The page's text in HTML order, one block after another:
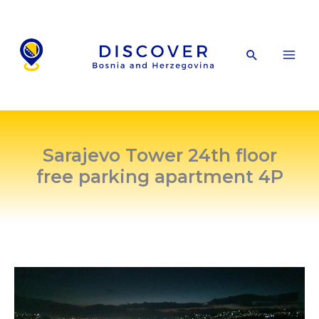
content
Search
Sarajevo Tower 24th floor
free parking apartment 4P